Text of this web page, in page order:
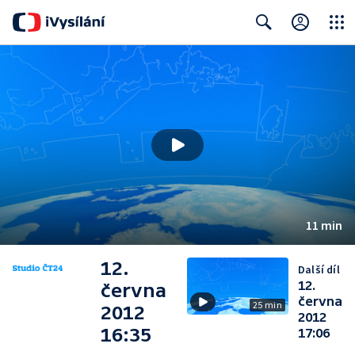
11 min
12.
června
2012
16:35
25 min
Další díl
12.
června
2012
17:06